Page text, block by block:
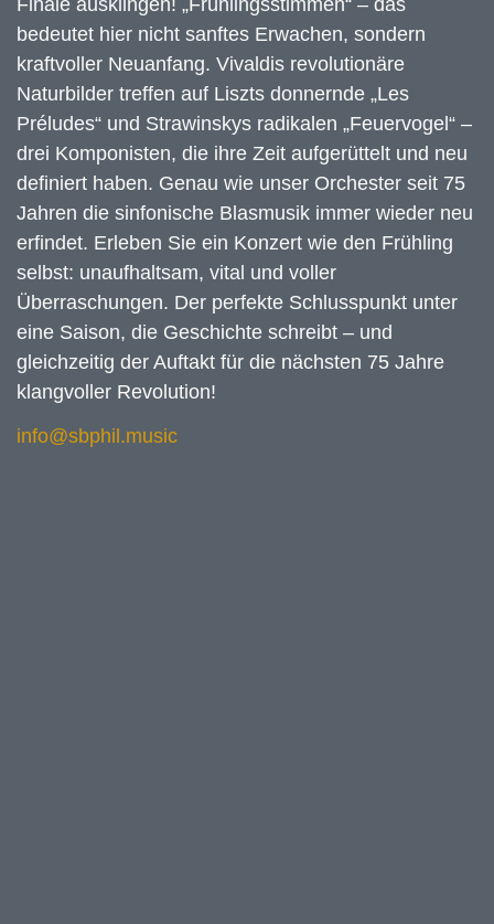
bedeutet hier nicht sanftes Erwachen, sondern
kraftvoller Neuanfang. Vivaldis revolutionäre
Naturbilder treffen auf Liszts donnernde „Les
Préludes“ und Strawinskys radikalen „Feuervogel“ –
drei Komponisten, die ihre Zeit aufgerüttelt und neu
definiert haben. Genau wie unser Orchester seit 75
Jahren die sinfonische Blasmusik immer wieder neu
erfindet. Erleben Sie ein Konzert wie den Frühling
selbst: unaufhaltsam, vital und voller
Überraschungen. Der perfekte Schlusspunkt unter
eine Saison, die Geschichte schreibt – und
gleichzeitig der Auftakt für die nächsten 75 Jahre
klangvoller Revolution!